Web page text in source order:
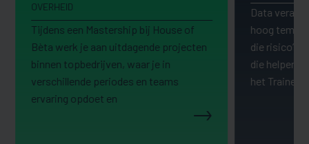
OVERHEID
Tijdens een Mastership bij House of
Bèta werk je aan uitdagende projecten
binnen topbedrijven, waar je in
verschillende periodes en teams
ervaring opdoet en
Data
hoog
die risico’s
die helpen
het